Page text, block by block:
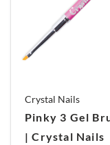
Crystal Nails
Pinky 3 Gel
| Crystal Nails